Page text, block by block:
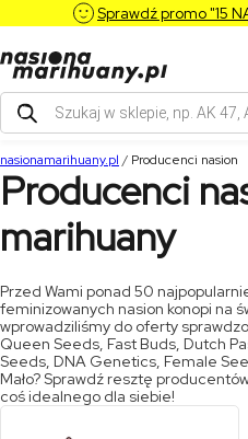
Sprawdź promo "15
Wyszukiwarka
produktów
nasionamarihuany.pl / Producenci nasion
Producenci
marihuany
Przed Wami ponad 50
feminizowanych nasion konopi na
wprowadziliśmy do oferty
Queen Seeds, Fast Buds, Dutch
Seeds, DNA Genetics, Female
Mało? Sprawdź resztę
coś idealnego dla siebie!